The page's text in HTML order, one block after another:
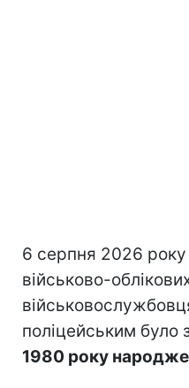
6 серпня 2026 року
військово-
поліцейським було
1980 року